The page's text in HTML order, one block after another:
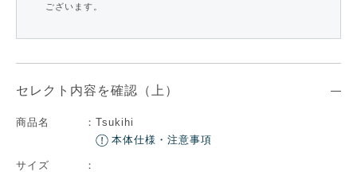
ございます。
セレクト内容を確認（上）
商品名 ： Tsukihi
本体仕様・注意事項
サイズ ：